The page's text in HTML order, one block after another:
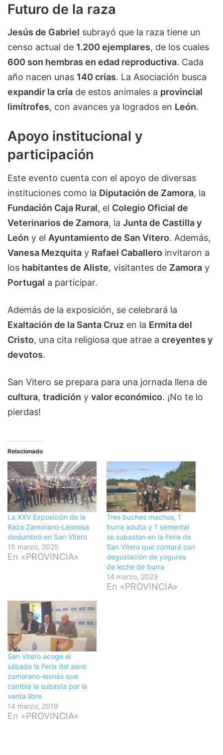
Futuro de la raza
Jesús de Gabriel subrayó que la raza tiene un
censo actual de 1.200 ejemplares, de los cuales
600 son hembras en edad reproductiva. Cada
año nacen unas 140 crías. La Asociación busca
expandir la cría de estos animales a provincial
limítrofes, con avances ya logrados en León.
Apoyo institucional y
participación
Este evento cuenta con el apoyo de diversas
instituciones como la Diputación de Zamora, la
Fundación Caja Rural, el Colegio Oficial de
Veterinarios de Zamora, la Junta de Castilla y
León y el Ayuntamiento de San Vitero. Además,
Vanesa Mezquita y Rafael Caballero invitaron a
los habitantes de Aliste, visitantes de Zamora y
Portugal a participar.
Además de la exposición, se celebrará la
Exaltación de la Santa Cruz en la Ermita del
Cristo, una cita religiosa que atrae a creyentes y
devotos.
San Vitero se prepara para una jornada llena de
cultura, tradición y valor económico. ¡No te lo
pierdas!
Relacionado
La XXV Exposición de la
Raza Zamorano-Leonesa
deslumbró en San Vitero
15 marzo, 2025
En «PROVINCIA»
Tres buches machos, 1
burra adulta y 1 semental
se subastan en la Feria de
San Vitero que contará con
degustación de yogures
de leche de burra
14 marzo, 2023
En «PROVINCIA»
San Vitero acoge el
sábado la Feria del asno
zamorano-leonés que
cambia la subasta por la
venta libre
14 marzo, 2019
En «PROVINCIA»